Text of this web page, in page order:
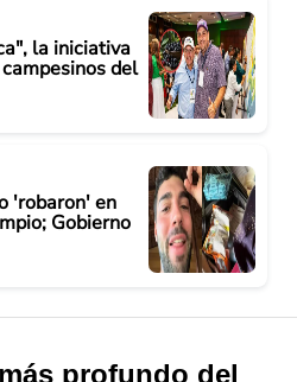
la iniciativa
del
'robaron' en
Gobierno
profundo del